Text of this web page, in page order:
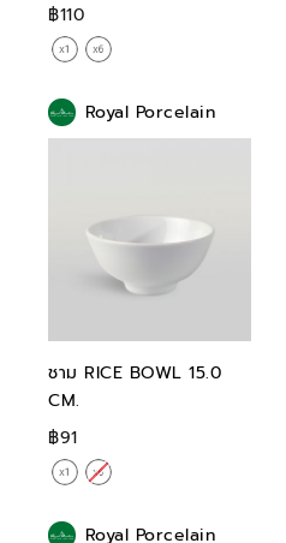
฿110
Royal Porcelain
ชาม RICE BOWL 15.0
CM.
฿91
Royal Porcelain